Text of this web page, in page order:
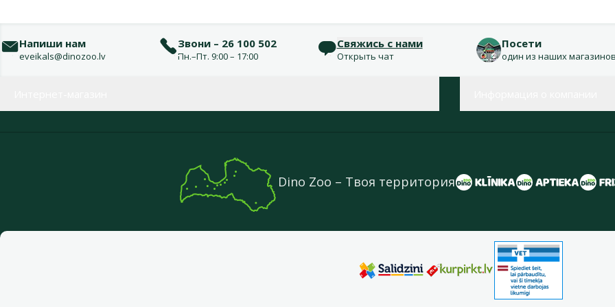
Напиши нам
eveikals@dinozoo.lv
Звони – 26 100 502
Пн.–Пт. 9:00 – 17:00
Свяжись с нами
Открыть чат
Посети
один из наших
Dino Zoo – Твоя территория